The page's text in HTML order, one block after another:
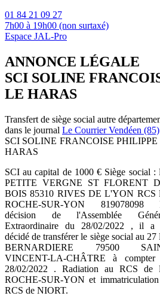
01 84 21 09 27
7h00 à 19h00 (non surtaxé)
Espace JAL-Pro
ANNONCE LÉGALE
SCI SOLINE
LE HARAS
Transfert de siège social autre
dans le journal Le Courrier Vendéen (85)
SCI SOLINE FRANCOISE PHILIPPE
HARAS
SCI au capital de 1000 € Siège social :
PETITE VERGNE ST FLORENT
BOIS 85310 RIVES DE L'YON RCS
ROCHE-SUR-YON 819078098
décision de l'Assemblée
Extraordinaire du 28/02/2022 , il a
décidé de transférer le siège social au 27
BERNARDIERE 79500
VINCENT-LA-CHÂTRE à compter
28/02/2022 . Radiation au RCS de
ROCHE-SUR-YON et
RCS de NIORT.